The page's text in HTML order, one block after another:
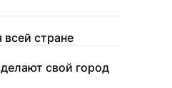
стране
свой город